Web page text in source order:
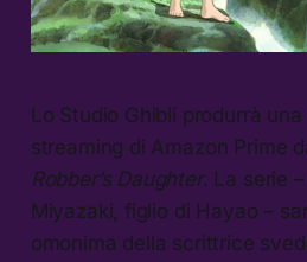
Lo Studio Ghibli produrrà
streaming di Amazon Prime
Robber’s Daughter. La serie
Miyazaki, figlio di Hayao –
omonima della scrittrice